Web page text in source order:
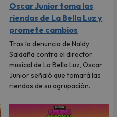
Oscar Junior toma las
riendas de La Bella Luz y
promete cambios
Tras la denuncia de Naldy
Saldaña contra el director
musical de La Bella Luz, Oscar
Junior señaló que tomará las
riendas de su agrupación.